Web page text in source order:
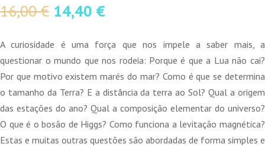
16,00€ O
original
era:
16,00 €.
14,40 €O
atual
é:
14,40 €.
A curiosidade é uma força que nos impele a saber mais, a
questionar o mundo que nos rodeia: Porque é que a Lua não cai?
Por que motivo existem marés do mar? Como é que se determina
o tamanho da Terra? E a distância da terra ao Sol? Qual a origem
das estações do ano? Qual a composição elementar do universo?
O que é o bosão de Higgs? Como funciona a levitação magnética?
Estas e muitas outras questões são abordadas de forma simples e